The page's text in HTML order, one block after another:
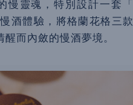
靈魂，特別設計一套「
酒體驗，將格蘭花格三款
而內斂的慢酒夢境。